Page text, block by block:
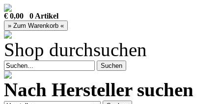
€ 0,00 0 Artikel
Shop durchsuchen
Nach Hersteller suchen